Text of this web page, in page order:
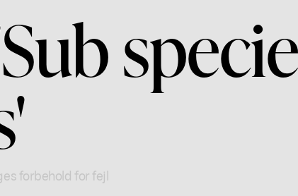
specie
forbehold for fejl